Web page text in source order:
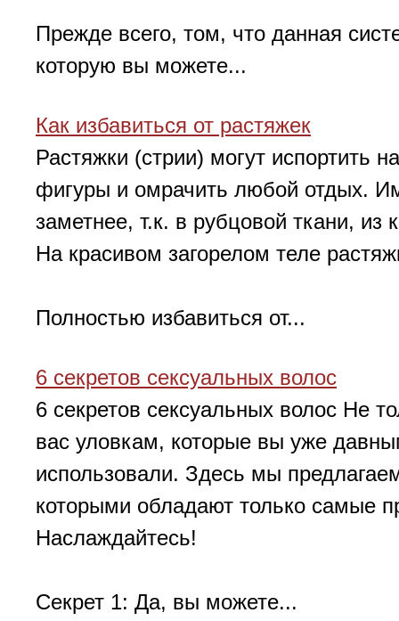
Прежде всего, том, что данная
которую вы можете...
Как избавиться от растяжек
Растяжки (стрии) могут испортить
фигуры и омрачить любой отдых.
заметнее, т.к. в рубцовой ткани, из
На красивом загорелом теле
Полностью избавиться от...
6 секретов сексуальных волос
6 секретов сексуальных волос Не
вас уловкам, которые вы уже
использовали. Здесь мы
которыми обладают только самые
Наслаждайтесь!
Секрет 1: Да, вы можете...